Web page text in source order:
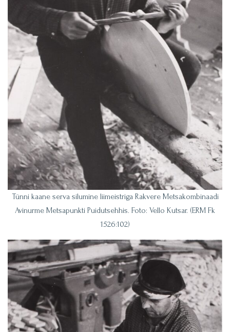
Tünni kaane serva silumine liimeistriga Rakvere Metsakombinaadi
Avinurme Metsapunkti Puidutsehhis. Foto: Vello Kutsar. (ERM Fk
1526:102)